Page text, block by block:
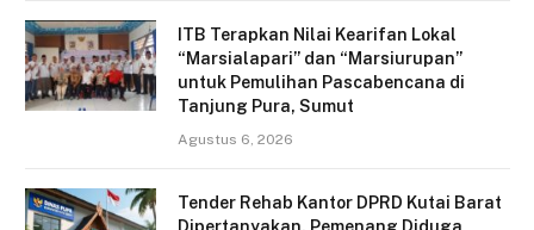
ITB Terapkan Nilai Kearifan Lokal
“Marsialapari” dan “Marsiurupan”
untuk Pemulihan Pascabencana di
Tanjung Pura, Sumut
Agustus 6, 2026
Tender Rehab Kantor DPRD Kutai Barat